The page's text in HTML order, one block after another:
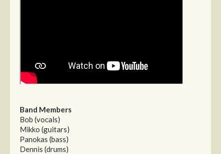
Band Members
Bob (vocals)
Mikko (guitars)
Panokas (bass)
Dennis (drums)